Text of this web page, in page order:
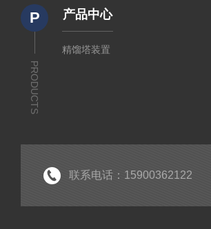
P
PRODUCTS
产品中心
精馏塔装置
联系电话：15900362122